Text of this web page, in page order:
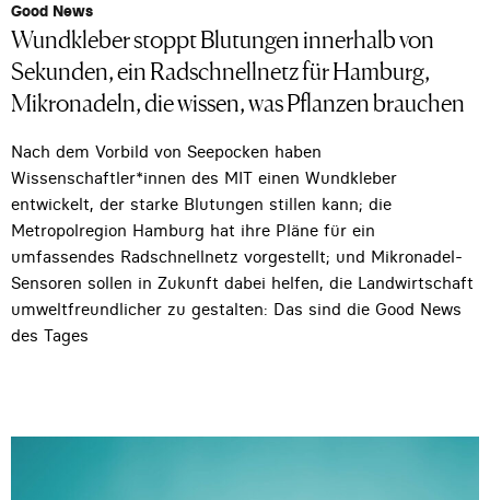
Good News
Wundkleber stoppt Blutungen innerhalb von
Sekunden, ein Radschnellnetz für Hamburg,
Mikronadeln, die wissen, was Pflanzen brauchen
Nach dem Vorbild von Seepocken haben
Wissenschaftler*innen des MIT einen Wundkleber
entwickelt, der starke Blutungen stillen kann; die
Metropolregion Hamburg hat ihre Pläne für ein
umfassendes Radschnellnetz vorgestellt; und Mikronadel-
Sensoren sollen in Zukunft dabei helfen, die Landwirtschaft
umweltfreundlicher zu gestalten: Das sind die Good News
des Tages